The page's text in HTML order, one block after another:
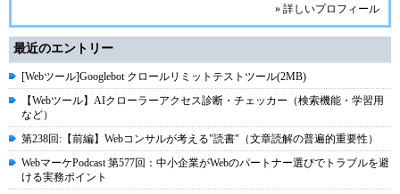
» 詳しいプロフィール
最近のエントリー
[Webツール]Googlebot クロールリミットテストツール(2MB)
【Webツール】AIクローラーアクセス診断・チェッカー（検索機能・学習用
など）
第238回:【前編】Webコンサルが考える"読書"（文章読解の普遍的重要性）
WebマーケPodcast 第577回：中小企業がWebのパートナー選びでトラブルを避
ける実務ポイント